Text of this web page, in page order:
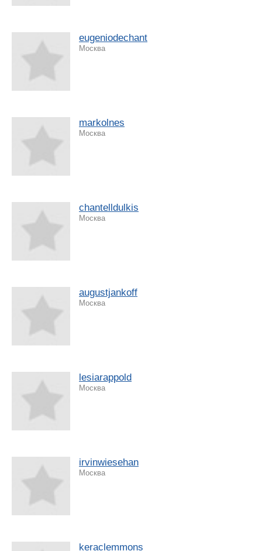
eugeniodechant
Москва
markolnes
Москва
chantelldulkis
Москва
augustjankoff
Москва
lesiarappold
Москва
irvinwiesehan
Москва
keraclemmons